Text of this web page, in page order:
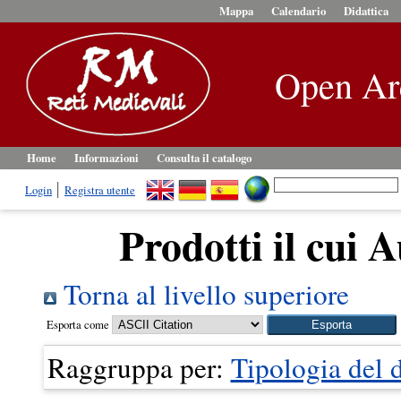
Mappa Calendario Didattica
Open
Home Informazioni
Consulta il catalogo
Login
Registra utente
Prodotti il cui
Torna al livello superiore
Esporta come
Raggruppa per: Tipologia del